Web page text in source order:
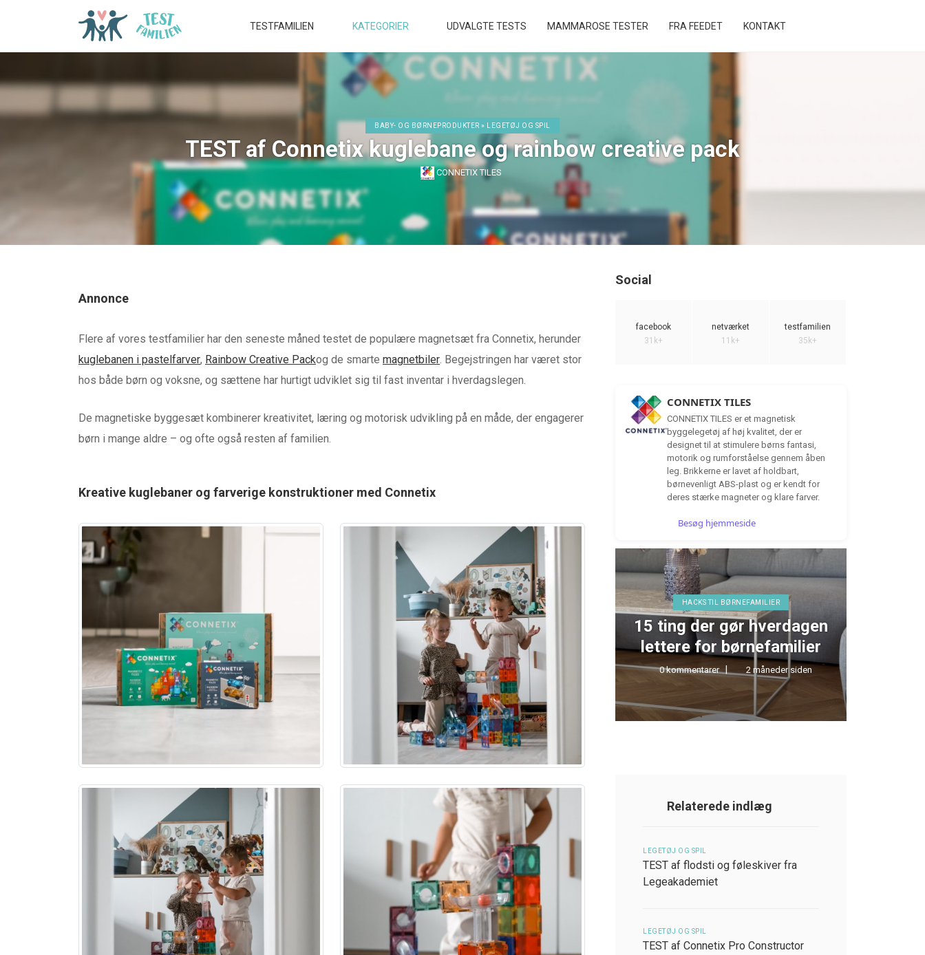
TESTFAMILIEN KATEGORIER UDVALGTE TESTS MAMMAROSE TESTER FRA FEEDET KONTAKT
BABY- OG BØRNEPRODUKTER » LEGETØJ OG SPIL
TEST af Connetix kuglebane og rainbow creative pack
CONNETIX TILES
Annonce
Flere af vores testfamilier har den seneste måned testet de populære magnetsæt fra Connetix, herunder
kuglebanen i pastelfarver, Rainbow Creative Packog de smarte magnetbiler. Begejstringen har været stor
hos både børn og voksne, og sættene har hurtigt udviklet sig til fast inventar i hverdagslegen.
De magnetiske byggesæt kombinerer kreativitet, læring og motorisk udvikling på en måde, der engagerer
børn i mange aldre – og ofte også resten af familien.
Kreative kuglebaner og farverige konstruktioner med Connetix
Social
facebook
31k+
netværket
11k+
testfamilien
35k+
CONNETIX TILES
CONNETIX TILES er et magnetisk
byggelegetøj af høj kvalitet, der er
designet til at stimulere børns fantasi,
motorik og rumforståelse gennem åben
leg. Brikkerne er lavet af holdbart,
børnevenligt ABS-plast og er kendt for
deres stærke magneter og klare farver.
Besøg hjemmeside
TEST af MiiSOUND
LOUNGE fra MIIEGO
0 kommentarer 4 måneder siden
BABYUDSTYR
TEST af Baby Jogger City
Tour 2
0 kommentarer 4 måneder siden
HACKS TIL BØRNEFAMILIER
15 ting der gør hverdagen
lettere for børnefamilier
0 kommentarer 2 måneder siden
Relaterede indlæg
LEGETØJ OG SPIL
TEST af flodsti og føleskiver fra
Legeakademiet
LEGETØJ OG SPIL
TEST af Connetix Pro Constructor